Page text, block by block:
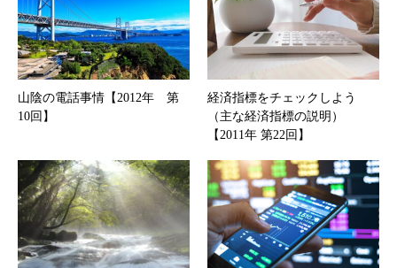
山陰の電話事情【2012年 第
10回】
経済指標をチェックしよう
（主な経済指標の説明）
【2011年 第22回】